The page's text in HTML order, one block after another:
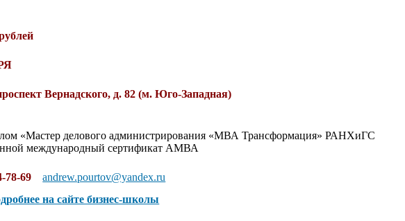
Вернадского, д. 82 (м. Юго-Западная)
«Мастер делового администрирования «МВА Трансформация» РАНХиГС
международный сертификат АМВА
78-69andrew.pourtov@yandex.ru
на сайте бизнес-школы